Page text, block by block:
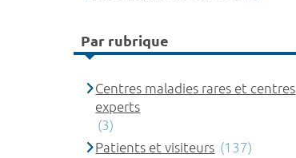
Par rubrique
Centres maladies rares et centres
experts
(3)
Patients et visiteurs (137)